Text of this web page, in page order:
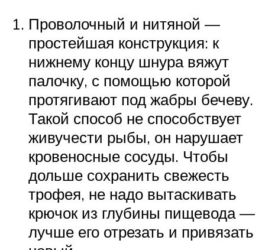
Проволочный и нитяной —
простейшая конструкция: к
нижнему концу шнура вяжут
палочку, с помощью которой
протягивают под жабры бечеву.
Такой способ не способствует
живучести рыбы, он нарушает
кровеносные сосуды. Чтобы
дольше сохранить свежесть
трофея, не надо вытаскивать
крючок из глубины пищевода —
лучше его отрезать и привязать